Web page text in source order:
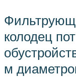
колодец
м